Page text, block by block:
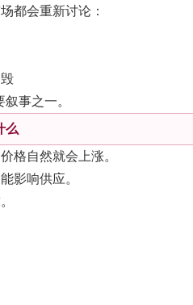
都会重新讨论：
事之一。
么
格自然就会上涨。
影响供应。